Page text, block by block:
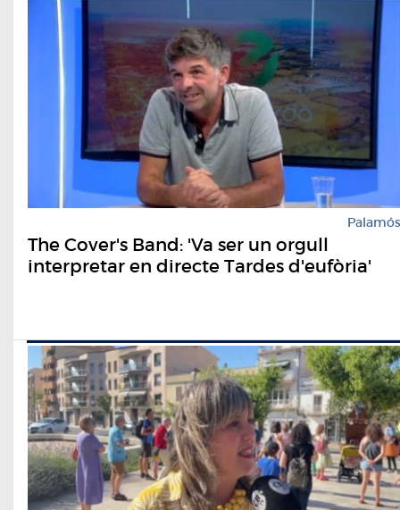
Palamós
The Cover's Band: 'Va ser un orgull
interpretar en directe Tardes d'eufòria'